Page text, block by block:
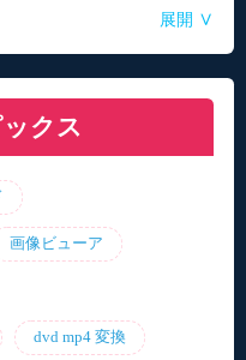
ツールランキング！使い
音声のフリーソフト・サイ
選！
声読み上げソフト・サイ
料】
の使い方・評判・違法性
品は？
り動画のダウンロード方法
展開 ∨
クス
画像ビューア
dvd mp4 変換